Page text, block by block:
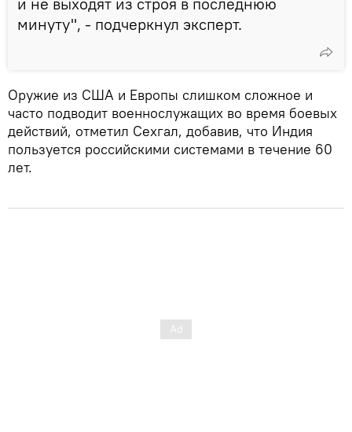
минуту", - подчеркнул эксперт.
Оружие из США и Европы слишком сложное и
часто подводит военнослужащих во время боевых
действий, отметил Сехгал, добавив, что Индия
пользуется российскими системами в течение 60
лет.